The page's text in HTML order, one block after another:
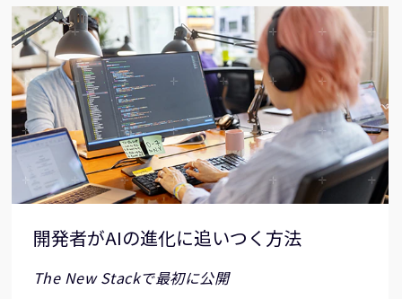
開発者がAIの進化に追いつく方法
The New Stackで最初に公開